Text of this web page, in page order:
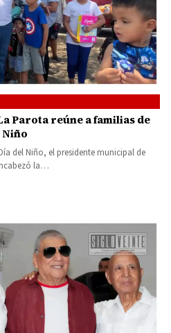
Parota reúne a familias de
del Niño, el presidente municipal de
la…